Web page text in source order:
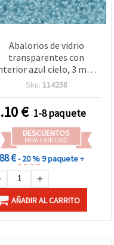
Abalorios de vidrio
transparentes con
azul cielo, 3 mm,
50 g – ideales para
diseños veraniegos y
manualidades DIY
Sku: 114258
€ 1-8 paquete
DESCUENTOS
PARA CANTIDAD
€- 20 %9 paquete +
AÑADIR AL CARRITO